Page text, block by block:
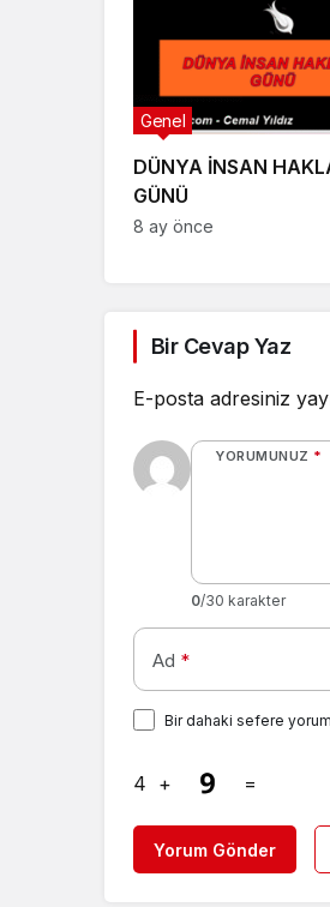
DÜNYA İNSAN
GÜNÜ
Genel
8 ay önce
Bir Cevap Yaz
E-posta adresiniz
YORUMUNUZ *
0/30 karakter
Ad *
Bir dahaki sefere
4 + =
Yorum Gönder